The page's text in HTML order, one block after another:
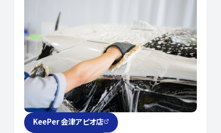
KeePer 会津アピオ店